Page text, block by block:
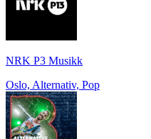
NRK P3 Musikk
Oslo, Alternativ, Pop